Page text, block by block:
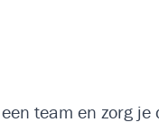
team en zorg